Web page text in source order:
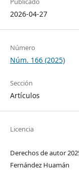
2026-04-27
Número
Núm. 166 (2025)
Sección
Artículos
Licencia
Derechos de autor
Fernández Huamán